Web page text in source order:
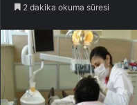
2 dakika okuma süresi